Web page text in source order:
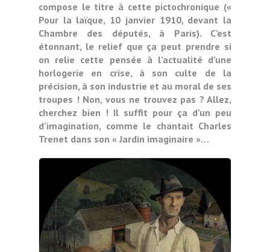
compose le titre à cette pictochronique («
Pour la laïque, 10 janvier 1910, devant la
Chambre des députés, à Paris). C’est
étonnant, le relief que ça peut prendre si
on relie cette pensée à l’actualité d’une
horlogerie en crise, à son culte de la
précision, à son industrie et au moral de ses
troupes ! Non, vous ne trouvez pas ? Allez,
cherchez bien ! Il suffit pour ça d’un peu
d’imagination, comme le chantait Charles
Trenet dans son « Jardin imaginaire »…